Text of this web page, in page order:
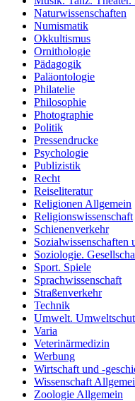
Naturwissenschaften
Numismatik
Okkultismus
Ornithologie
Pädagogik
Paläontologie
Philatelie
Philosophie
Photographie
Politik
Pressendrucke
Psychologie
Publizistik
Recht
Reiseliteratur
Religionen Allgemein
Religionswissenschaft
Schienenverkehr
Sozialwissenschaften
Soziologie.
Sport. Spiele
Sprachwissenschaft
Straßenverkehr
Technik
Umwelt.
Varia
Veterinärmedizin
Werbung
Wirtschaft und -
Wissenschaft
Zoologie Allgemein